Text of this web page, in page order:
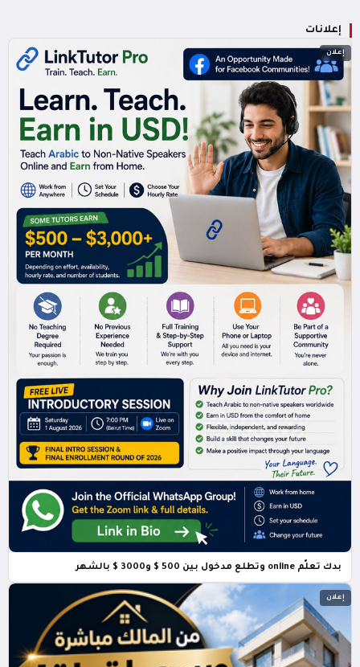
إعلانات
إعلان
بدك تعلّم online وتطلع مدخول بين 500 $ و3000 $ بالشهر
إعلان